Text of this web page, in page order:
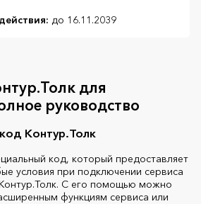
до 16.11.2039
для
руководство
Контур.Толк
код, который предоставляет
условия при подключении сервиса
С его помощью можно
функциям сервиса или